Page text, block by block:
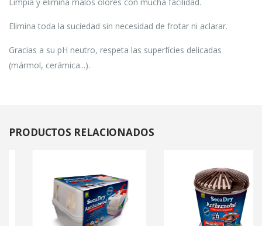
Elimina toda la suciedad sin necesidad de frotar ni aclarar.
Gracias a su pH neutro, respeta las superfícies delicadas
(mármol, cerámica...).
PRODUCTOS RELACIONADOS